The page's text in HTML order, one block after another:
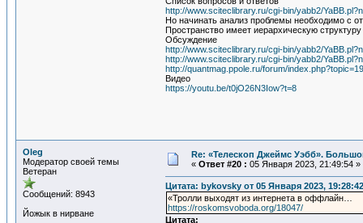
http://www.sciteclibrary.ru/cgi-bin/yabb2/
Но начинать анализ проблемы необходимо с
Пространство имеет иерархическую
Обсуждение
http://www.sciteclibrary.ru/cgi-bin/yabb2/
http://www.sciteclibrary.ru/cgi-bin/yabb2/
http://quantmag.ppole.ru/forum/
Видео
https://youtu.be/t0jO26N3Iow?t=8
Oleg
Модератор своей темы
Ветеран
Сообщений: 8943
Йожык в нирване
Re: «Телескоп Джеймс Уэбб».
« Ответ #20 : 05 Января 2023, 21:49:54 »
Цитата: bykovsky от 05 Января 2023, 19:28:42
«Тролли выходят из интернета в оффлайн…
https://roskomsvoboda.org/18047/
Цитата: